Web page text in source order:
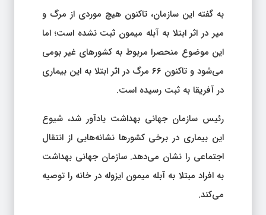
به گفته این سازمان، تاکنون هیچ موردی از مرگ و
میر در اثر ابتلا به آبله میمون ثبت نشده است؛ اما
این موضوع منحصرا مربوط به کشورهای غیر بومی
می‌شود و تاکنون ۶۶ مرگ در اثر ابتلا به این بیماری
در آفریقا به ثبت رسیده است.
رئیس سازمان جهانی بهداشت یادآور شد، شیوع
این بیماری در برخی کشورها نشانه‌هایی از انتقال
اجتماعی را نشان می‌دهد. سازمان جهانی بهداشت
به افراد مبتلا به آبله میمون ایزوله در خانه را توصیه
می‌کند.